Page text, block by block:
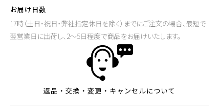
お届け日数
17時（土日・祝日・弊社指定休日を除く）までにご注文の場合、最短で
翌営業日に出荷し、2～5日程度で商品をお届けいたします。
返品・交換・変更・キャンセルについて